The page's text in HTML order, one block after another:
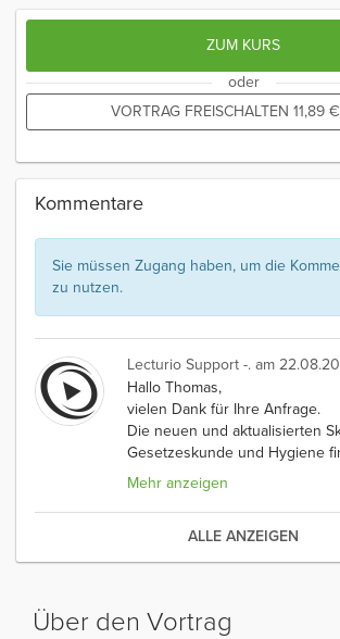
ZUM KURS
oder
VORTRAG FREISCHALTEN 11,89 €
Kommentare
Sie müssen Zugang haben, um die
zu nutzen.
Lecturio Support -. am
Hallo Thomas,
vielen Dank für Ihre Anfrage.
Die neuen und aktualisierten
Gesetzeskunde und Hygiene
Mehr anzeigen
ALLE ANZEIGEN
Über den Vortrag